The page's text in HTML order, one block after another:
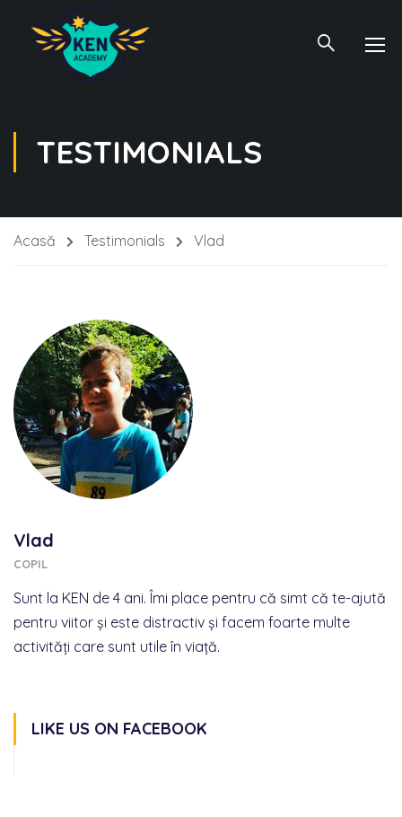
TESTIMONIALS
Acasă Testimonials Vlad
Vlad
COPIL
Sunt la KEN de 4 ani. Îmi place pentru că simt că te-ajută
pentru viitor și este distractiv și facem foarte multe
activități care sunt utile în viață.
LIKE US ON FACEBOOK